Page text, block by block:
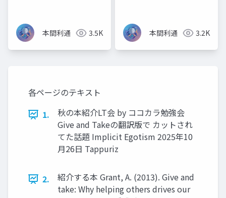
本間利通 3.5K 本間利通 3.2K
各ページのテキスト
1.
秋の本紹介LT会 by ココカラ勉強会
Give and Takeの翻訳版で カットされ
てた話題 Implicit Egotism 2025年10
月26日 Tappuriz
2.
紹介する本 Grant, A. (2013). Give and
take: Why helping others drives our